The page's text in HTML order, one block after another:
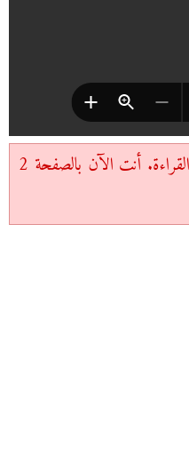
اضغط على الصفحة التالية لمتابعة القراءة. أنت الآن بالصفحة 2